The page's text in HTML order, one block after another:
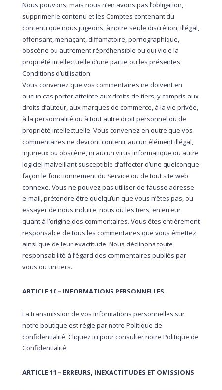
Nous pouvons, mais nous n’en avons pas l’obligation,
supprimer le contenu et les Comptes contenant du
contenu que nous jugeons, à notre seule discrétion, illégal,
offensant, menaçant, diffamatoire, pornographique,
obscène ou autrement répréhensible ou qui viole la
propriété intellectuelle d’une partie ou les présentes
Conditions d’utilisation.
Vous convenez que vos commentaires ne doivent en
aucun cas porter atteinte aux droits de tiers, y compris aux
droits d’auteur, aux marques de commerce, à la vie privée,
à la personnalité ou à tout autre droit personnel ou de
propriété intellectuelle. Vous convenez en outre que vos
commentaires ne devront contenir aucun élément illégal,
injurieux ou obscène, ni aucun virus informatique ou autre
logiciel malveillant susceptible d’affecter d’une quelconque
façon le fonctionnement du Service ou de tout site web
connexe. Vous ne pouvez pas utiliser de fausse adresse
e-mail, prétendre être quelqu’un que vous n’êtes pas, ou
essayer de nous induire, nous ou les tiers, en erreur
quant à l’origine des commentaires. Vous êtes entièrement
responsable de tous les commentaires que vous émettez
ainsi que de leur exactitude. Nous déclinons toute
responsabilité à l’égard des commentaires publiés par
vous ou un tiers.
ARTICLE 10 – INFORMATIONS PERSONNELLES
La transmission de vos informations personnelles sur
notre boutique est régie par notre Politique de
confidentialité. Cliquez ici pour consulter notre Politique de
Confidentialité.
ARTICLE 11 – ERREURS, INEXACTITUDES ET OMISSIONS